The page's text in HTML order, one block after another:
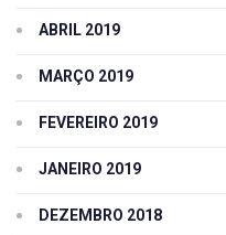
ABRIL 2019
MARÇO 2019
FEVEREIRO 2019
JANEIRO 2019
DEZEMBRO 2018